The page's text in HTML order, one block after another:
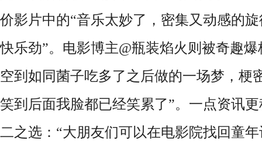
价影片中的“音乐太妙了，密集又动感的
快乐劲”。电影博主@瓶装焰火则被奇趣
空到如同菌子吃多了之后做的一场梦，梗
笑到后面我脸都已经笑累了”。一点资讯
二之选：“大朋友们可以在电影院找回童